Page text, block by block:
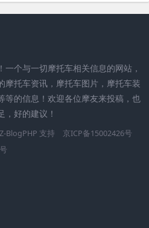
个与一切摩托车相关信息的网站，
摩托车资讯，摩托车图片，摩托车装
等的信息！欢迎各位摩友来投稿，也
好的建议！
Z-BlogPHP 支持
京ICP备15002426号